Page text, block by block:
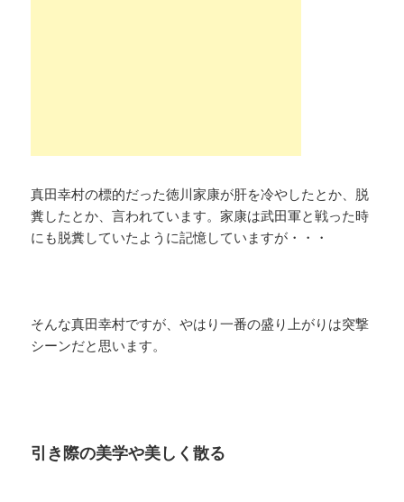
真田幸村の標的だった徳川家康が肝を冷やしたとか、脱
糞したとか、言われています。家康は武田軍と戦った時
にも脱糞していたように記憶していますが・・・
そんな真田幸村ですが、やはり一番の盛り上がりは突撃
シーンだと思います。
引き際の美学や美しく散る